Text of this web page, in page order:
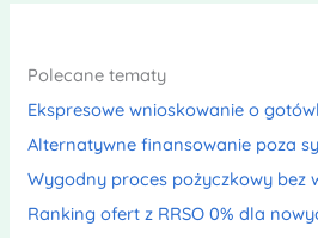
Polecane tematy
Ekspresowe wnioskowanie o
Alternatywne finansowanie poza
Wygodny proces pożyczkowy bez
Ranking ofert z RRSO 0% dla